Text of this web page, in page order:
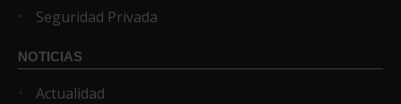
Seguridad Privada
NOTICIAS
Actualidad